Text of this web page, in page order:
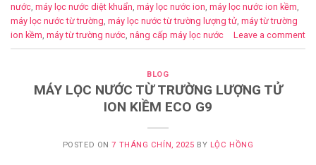
nước máy lọc nước diệt khuẩn máy lọc nước ion máy lọc nước ion kềm
máy lọc nước từ trường máy lọc nước từ trường lượng tử máy từ trường
ion kềm máy từ trường nước nâng cấp máy lọc nước Leave a comment
BLOG
MÁY LỌC NƯỚC TỪ TRƯỜNG LƯỢNG TỬ
ION KIỀM ECO G9
POSTED ON7 THÁNG CHÍN, 2025 BY LỘC HỒNG